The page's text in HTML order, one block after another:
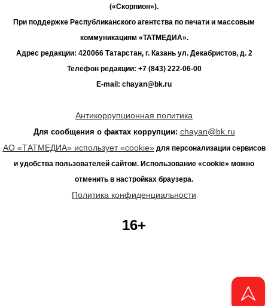
(«Скорпион»).
При поддержке Республиканского агентства по печати и массовым
коммуникациям «ТАТМЕДИА».
Адрес редакции: 420066 Татарстан, г. Казань ул. Декабристов, д. 2
Телефон редакции: +7 (843) 222-06-00
E-mail: chayan@bk.ru
Антикоррупционная политика
Для сообщения о фактах коррупции: chayan@bk.ru
АО «ТАТМЕДИА» использует «cookie»для персонализации сервисов
и удобства пользователей сайтом. Использование «cookie» можно
отменить в настройках браузера.
Политика конфиденциальности
16+